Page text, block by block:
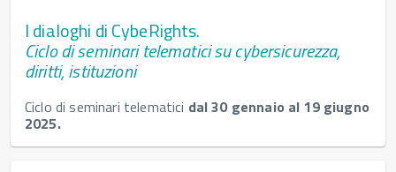
I dialoghi di CybeRights.
Ciclo di seminari telematici su cybersicurezza,
diritti, istituzioni
Ciclo di seminari telematici dal 30 gennaio al 19 giugno
2025.